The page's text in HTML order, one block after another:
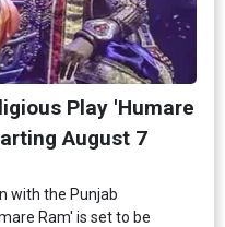
Play 'Humare
August 7
with the Punjab
Ram' is set to be